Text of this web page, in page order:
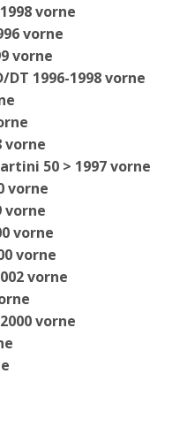
vorne
vorne
vorne
DT 1996-1998 vorne
vorne
50 > 1997 vorne
vorne
vorne
vorne
vorne
vorne
vorne